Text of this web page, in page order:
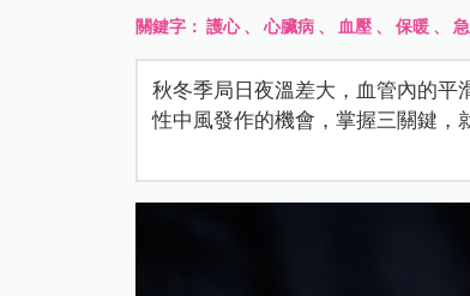
關鍵字：護心、心臟病 、 血壓 、保暖 、
秋冬季局日夜溫差大，血管內的平
性中風發作的機會，掌握三關鍵，